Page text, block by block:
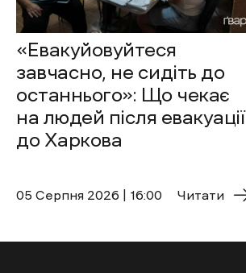
«Евакуйовуйтеся
завчасно, не сидіть до
останнього»: Що чекає
на людей після евакуації
до Харкова
05 Cерпня 2026 | 16:00 Читати